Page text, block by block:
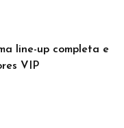
line-up completa e
VIP